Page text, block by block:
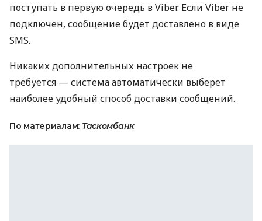
поступать в первую очередь в Viber. Если Viber не
подключен, сообщение будет доставлено в виде
SMS.
Никаких дополнительных настроек не
требуется — система автоматически выберет
наиболее удобный способ доставки сообщений.
По материалам: Таскомбанк